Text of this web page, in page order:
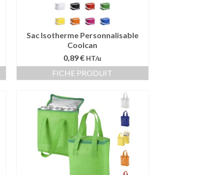
Sac Isotherme Personnalisable
Coolcan
0,89 € HT/u
FICHE PRODUIT